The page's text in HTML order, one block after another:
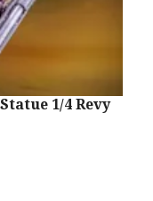
1/4 Revy